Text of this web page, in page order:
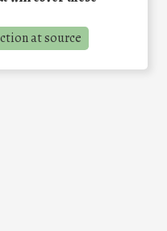
at source